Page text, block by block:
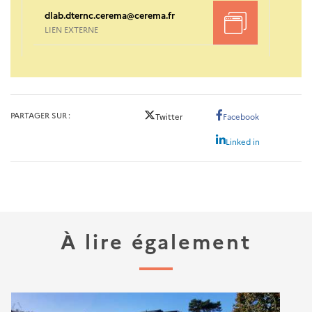
dlab.dternc.cerema@cerema.fr
LIEN EXTERNE
PARTAGER SUR Twitter Facebook
Linked in
À lire également